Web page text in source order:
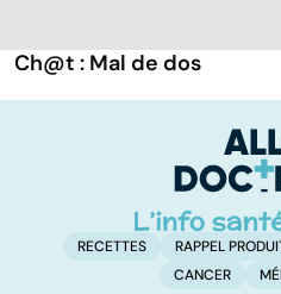
Ch@t : Mal de dos
RECETTES RAPPEL
CANCER